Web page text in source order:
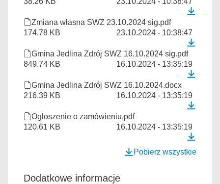
Zmiana własna SWZ 23.10.2024 sig.pdf
174.78 KB
23.10.2024 - 10:38:47
Gmina Jedlina Zdrój SWZ 16.10.2024 sig.pdf
849.74 KB
16.10.2024 - 13:35:19
Gmina Jedlina Zdrój SWZ 16.10.2024.docx
216.39 KB
16.10.2024 - 13:35:19
Ogłoszenie o zamówieniu.pdf
120.61 KB
16.10.2024 - 13:35:19
Pobierz wszystkie
Dodatkowe informacje